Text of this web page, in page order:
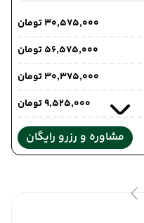
۳۰٬۵۷۵٬۰۰۰ تومان
۵۶٬۵۷۵٬۰۰۰ تومان
۳۰٬۳۷۵٬۰۰۰ تومان
۹٬۵۲۵٬۰۰۰ تومان
مشاوره و رزرو رایگان